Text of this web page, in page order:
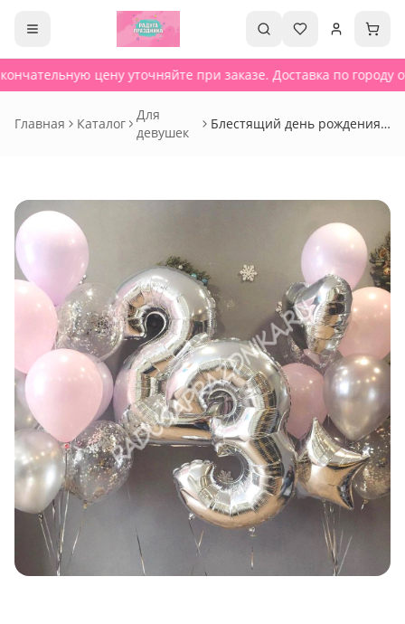
цену уточняйте при заказе. Доставка по городу
Главная Каталог
Для
девушек
Блестящий день рождения -